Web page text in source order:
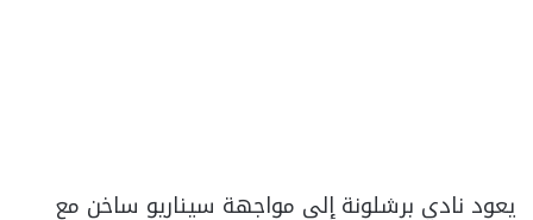
يعود نادي برشلونة إلى مواجهة سيناريو ساخن مع